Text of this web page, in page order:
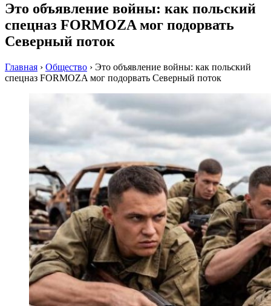
Это объявление войны: как польский
спецназ FORMOZA мог подорвать
Северный поток
Главная › Общество › Это объявление войны: как польский
спецназ FORMOZA мог подорвать Северный поток